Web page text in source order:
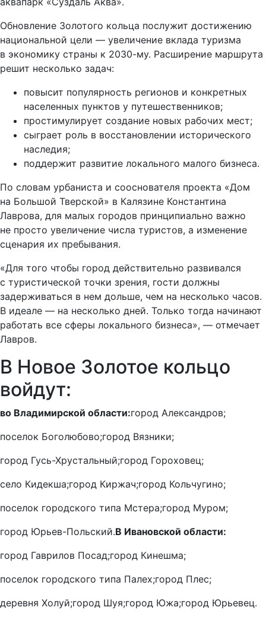
Обновление Золотого кольца послужит достижению
национальной цели — увеличение вклада туризма
в экономику страны к 2030-му. Расширение маршрута
решит несколько задач:
повысит популярность регионов и конкретных
населенных пунктов у путешественников;
простимулирует создание новых рабочих мест;
сыграет роль в восстановлении исторического
наследия;
поддержит развитие локального малого бизнеса.
По словам урбаниста и сооснователя проекта «Дом
на Большой Тверской» в Калязине Константина
Лаврова, для малых городов принципиально важно
не просто увеличение числа туристов, а изменение
сценария их пребывания.
«Для того чтобы город действительно развивался
с туристической точки зрения, гости должны
задерживаться в нем дольше, чем на несколько часов.
В идеале — на несколько дней. Только тогда начинают
работать все сферы локального бизнеса», — отмечает
Лавров.
В Новое Золотое кольцо
войдут:
во Владимирской области:город Александров;
поселок Боголюбово;город Вязники;
город Гусь-Хрустальный;город Гороховец;
село Кидекша;город Киржач;город Кольчугино;
поселок городского типа Мстера;город Муром;
город Юрьев-Польский.В Ивановской области:
город Гаврилов Посад;город Кинешма;
поселок городского типа Палех;город Плес;
деревня Холуй;город Шуя;город Южа;город Юрьевец.